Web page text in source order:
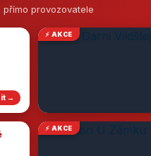
provozovatele
→
⚡ AKCE
⚡ AKCE